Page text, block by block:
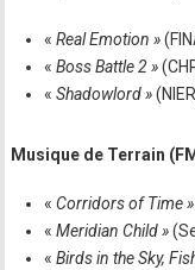
«Real Emotion »
«Boss Battle 2 »
«Shadowlord »
Musique de Terrain
«Corridors of Time »
«Meridian Child »
«Birds in the Sky,